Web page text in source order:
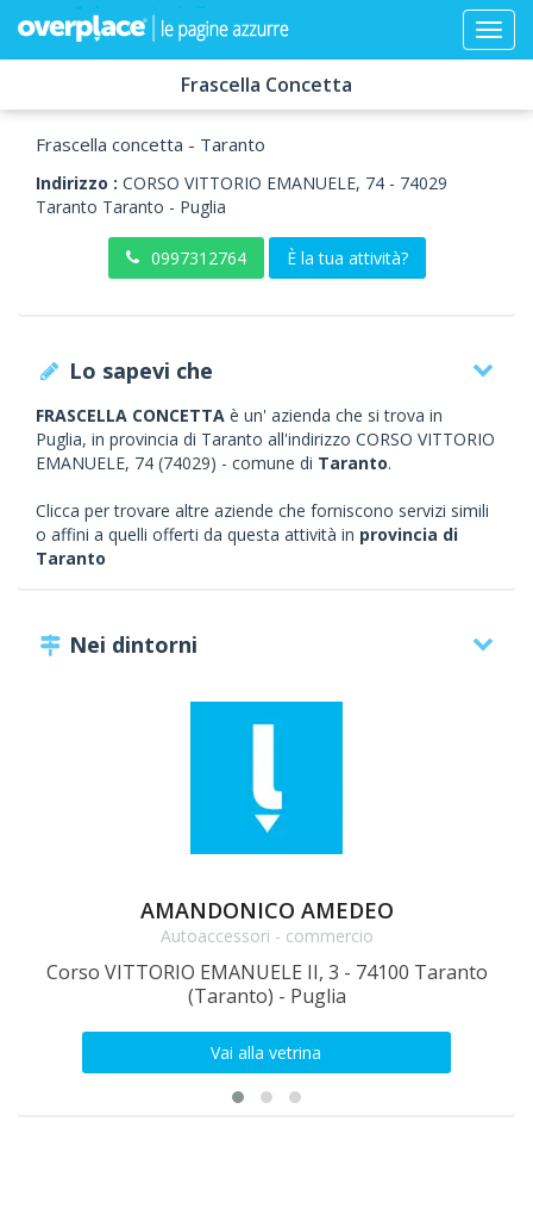
Frascella Concetta
Frascella concetta - Taranto
Indirizzo : CORSO VITTORIO EMANUELE, 74 - 74029
Taranto Taranto - Puglia
0997312764 È la tua attività?
Lo sapevi che
FRASCELLA CONCETTA è un' azienda che si trova in
Puglia, in provincia di Taranto all'indirizzo CORSO VITTORIO
EMANUELE, 74 (74029) - comune di Taranto.
Clicca per trovare altre aziende che forniscono servizi simili
o affini a quelli offerti da questa attività in provincia di
Taranto
Nei dintorni
AMANDONICO AMEDEO
Autoaccessori - commercio
Corso VITTORIO EMANUELE II, 3 - 74100 Taranto
(Taranto) - Puglia
Vai alla vetrina